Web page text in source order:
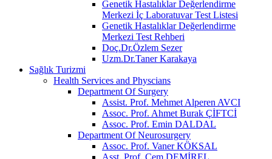
Genetik Hastalıklar Değerlendirme
Merkezi İç Laboratuvar Test Listesi
Genetik Hastalıklar Değerlendirme
Merkezi Test Rehberi
Doç.Dr.Özlem Sezer
Uzm.Dr.Taner Karakaya
Sağlık Turizmi
Health Services and Physcians
Department Of Surgery
Assist. Prof. Mehmet Alperen AVCI
Assoc. Prof. Ahmet Burak ÇİFTCİ
Assoc. Prof. Emin DALDAL
Department Of Neurosurgery
Assoc. Prof. Vaner KÖKSAL
Asst. Prof. Cem DEMİREL